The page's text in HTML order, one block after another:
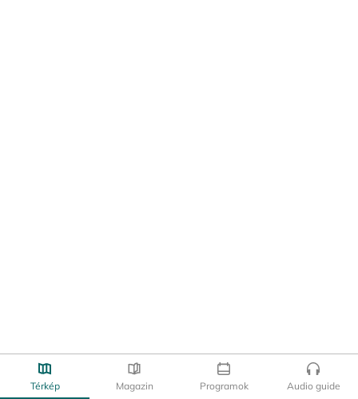
Térkép Magazin Programok Audio guide